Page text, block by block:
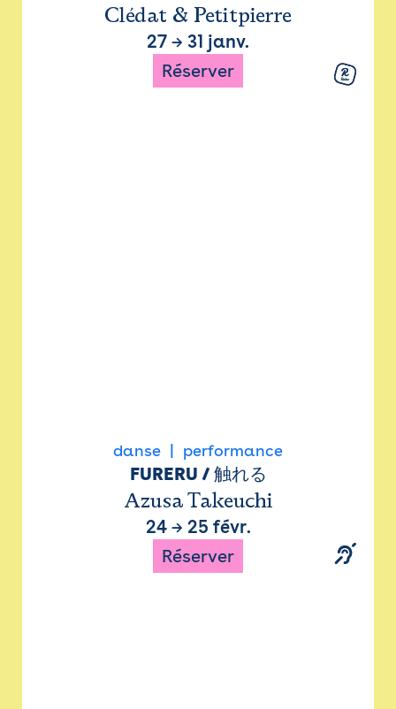
Clédat & Petitpierre
27 → 31 janv.
Réserver
danse performance
FURERU / 触れる
Azusa Takeuchi
24→ 25 févr.
Réserver